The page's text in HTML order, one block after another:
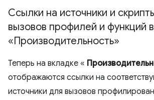
Ссылки на источники и
вызовов профилей и функций
«Производительность»
Теперь на вкладке «
отображаются ссылки на
источники для вызовов